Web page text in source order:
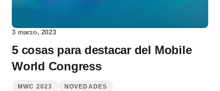
3 marzo, 2023
5 cosas para destacar del Mobile
World Congress
MWC 2023 NOVEDADES